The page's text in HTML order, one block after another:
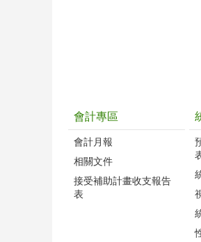
會計專區
會計月報
相關文件
接受補助計畫收支報告
表